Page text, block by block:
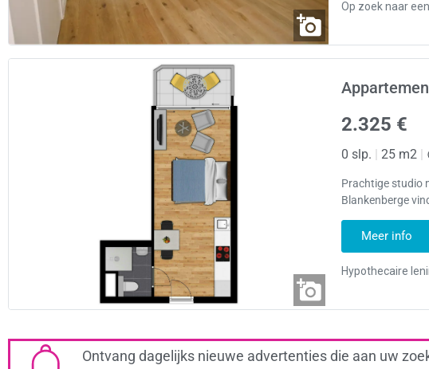
2.325 €
0 slp. | 25 m2 |
Prachtige studio
Blankenberge
Meer info
Ontvang dagelijks nieuwe advertenties die aan uw